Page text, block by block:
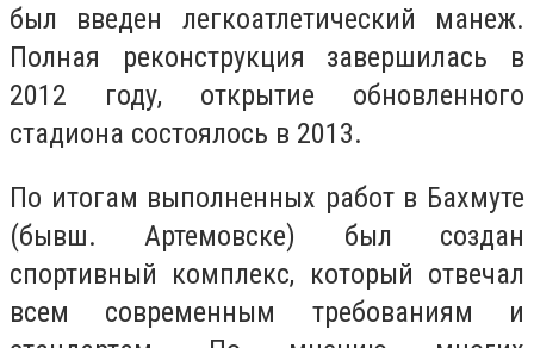
был введен легкоатлетический манеж.
Полная реконструкция завершилась в
2012 году, открытие обновленного
стадиона состоялось в 2013.
По итогам выполненных работ в Бахмуте
(бывш. Артемовске) был создан
спортивный комплекс, который отвечал
всем современным требованиям и